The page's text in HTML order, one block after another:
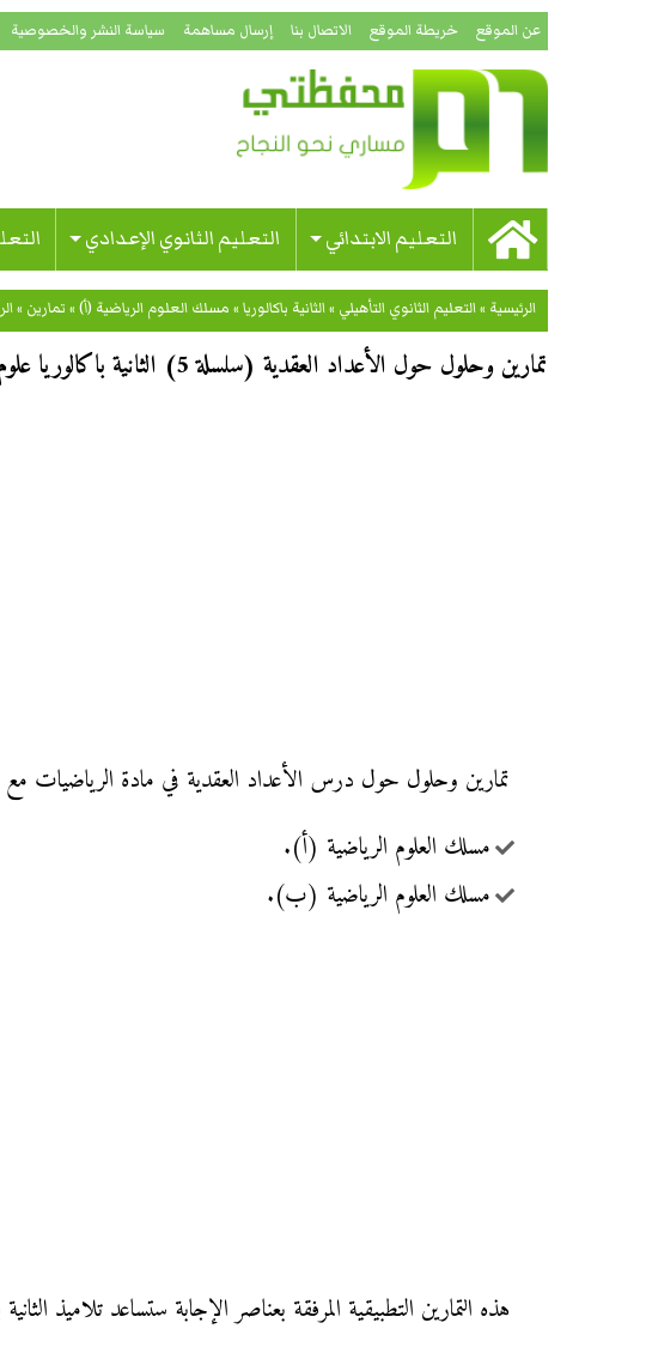
عن الموقع خريطة الموقع الاتصال بنا إرسال مساهمة سياسة النشر والخصوصية
التعليم الابتدائي التعليم الثانوي الإعدادي
الرئيسية »التعليم الثانوي التأهيلي »الثانية باكالوريا» مسلك العلوم الرياضية (أ)» تمارين »
تمارين وحلول حول الأعداد العقدية (سلسلة 5) الثانية باكالوريا علوم رياضية
تمارين وحلول حول درس الأعداد العقدية في مادة الرياضيات مع التصحيح (السلسلة 5) لتلاميذ
مسلك العلوم الرياضية (أ).
مسلك العلوم الرياضية (ب).
هذه التمارين التطبيقية المرفقة بعناصر الإجابة ستساعد تلاميذ